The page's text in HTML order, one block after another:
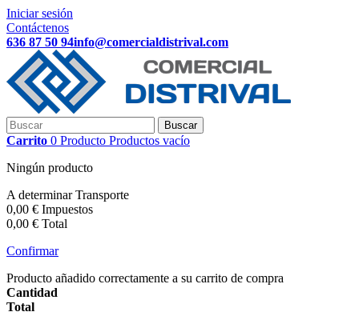
Iniciar sesión
Contáctenos
636 87 50 94info@comercialdistrival.com
Buscar
Carrito 0 Producto Productos vacío
Ningún producto
A determinarTransporte
0,00 € Impuestos
0,00 € Total
Confirmar
Producto añadido correctamente a su carrito de compra
Cantidad
Total